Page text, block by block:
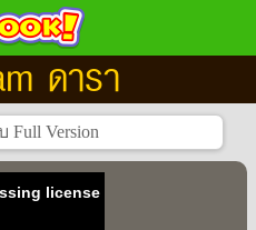
ดารา
license